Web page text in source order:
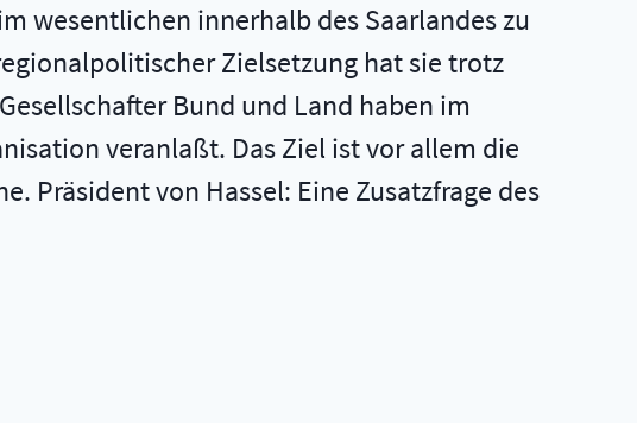
wesentlichen innerhalb des Saarlandes zu
Zielsetzung hat sie trotz
Bund und Land haben im
veranlaßt. Das Ziel ist vor allem die
Präsident von Hassel: Eine Zusatzfrage des